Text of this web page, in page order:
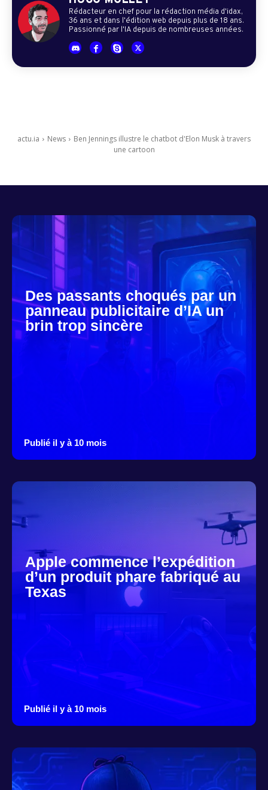
Rédacteur en chef pour la rédaction média d'idax,
36 ans et dans l'édition web depuis plus de 18 ans.
Passionné par l'IA depuis de nombreuses années.
actu.ia News
Ben Jennings illustre le chatbot d'Elon Musk à travers
une cartoon
Des passants choqués par un
panneau publicitaire d’IA un
brin trop sincère
Publié il y à 10 mois
Apple commence l’expédition
d’un produit phare fabriqué au
Texas
Publié il y à 10 mois